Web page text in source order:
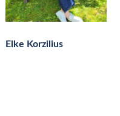
Elke Korzilius